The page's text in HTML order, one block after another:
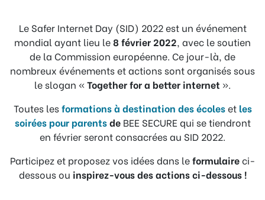
Le Safer Internet Day (SID) 2022 est un événement
mondial ayant lieu le8 février 2022, avec le soutien
de la Commission européenne. Ce jour-là, de
nombreux événements et actions sont organisés sous
le slogan «Together for a better internet ».
Toutes lesformations à destination des écoleset les
soirées pour parentsdeBEE SECURE qui se tiendront
en février seront consacrées au SID 2022.
Participez et proposez vos idées dans leformulaireci-
dessous ou inspirez-vous des actions ci-dessous !